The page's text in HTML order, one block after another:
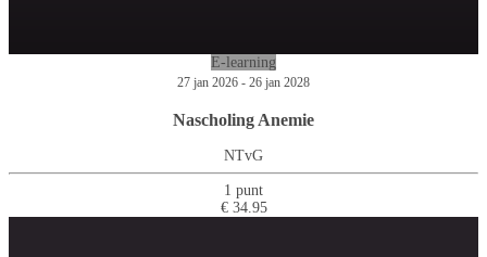
E-learning
27 jan 2026 - 26 jan 2028
Nascholing Anemie
NTvG
1 punt
€ 34.95